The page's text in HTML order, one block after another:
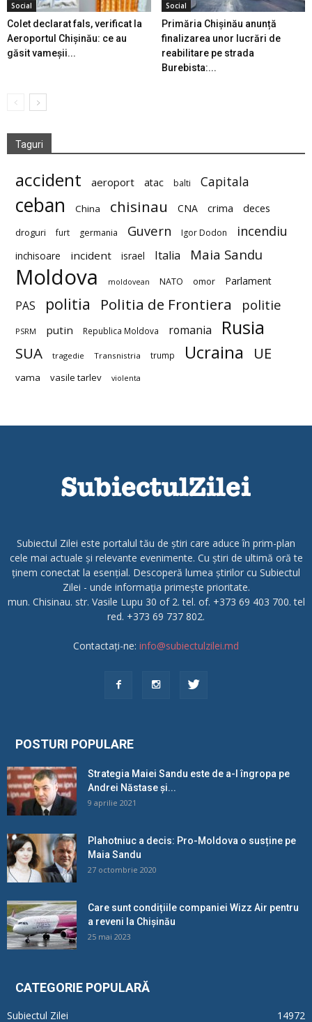
Social
Colet declarat fals, verificat la
Aeroportul Chișinău: ce au
găsit vameșii...
Social
Primăria Chișinău anunță
finalizarea unor lucrări de
reabilitare pe strada
Burebista:...
Taguri
accident aeroport atac balti Capitala
ceban China chisinau CNA crima deces
droguri furt germania Guvern Igor Dodon incendiu
inchisoare incident israel Italia Maia Sandu
Moldova moldovean NATO omor Parlament
PAS politia Politia de Frontiera politie
PSRM putin Republica Moldova romania Rusia
SUA tragedie Transnistria trump Ucraina UE
vama vasile tarlev violenta
Subiectul Zilei este portalul tău de știri care aduce în prim-plan
cele mai actuale și relevante evenimente. Cu știri de ultimă oră te
ținem conectat la esențial. Descoperă lumea știrilor cu Subiectul
Zilei - unde informația primește prioritate.
mun. Chisinau. str. Vasile Lupu 30 of 2. tel. of. +373 69 403 700. tel
red. +373 69 737 802.
Contactați-ne: info@subiectulzilei.md
POSTURI POPULARE
Strategia Maiei Sandu este de a-l îngropa pe
Andrei Năstase și...
9 aprilie 2021
Plahotniuc a decis: Pro-Moldova o susține pe
Maia Sandu
27 octombrie 2020
Care sunt condițiile companiei Wizz Air pentru
a reveni la Chișinău
25 mai 2023
CATEGORIE POPULARĂ
Subiectul Zilei 14972